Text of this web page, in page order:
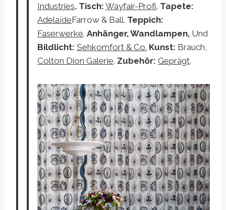
Industries. Tisch: Wayfair-Profi. Tapete:
AdelaïdeFarrow & Ball. Teppich:
Faserwerke. Anhänger, Wandlampen, Und
Bildlicht: Sehkomfort & Co. Kunst: Brauch,
Colton Dion Galerie. Zubehör: Geprägt.